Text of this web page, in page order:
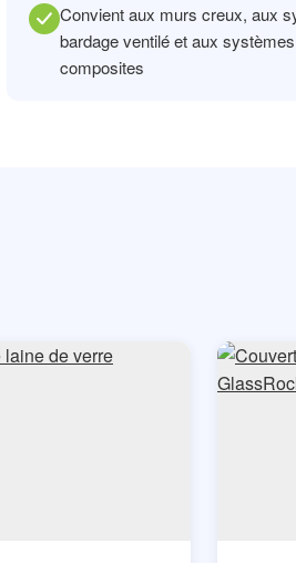
Convient aux murs creux, aux
bardage ventilé et aux systèmes
composites